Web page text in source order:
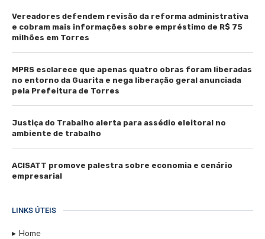
Vereadores defendem revisão da reforma administrativa
e cobram mais informações sobre empréstimo de R$ 75
milhões em Torres
MPRS esclarece que apenas quatro obras foram liberadas
no entorno da Guarita e nega liberação geral anunciada
pela Prefeitura de Torres
Justiça do Trabalho alerta para assédio eleitoral no
ambiente de trabalho
ACISATT promove palestra sobre economia e cenário
empresarial
LINKS ÚTEIS
Home